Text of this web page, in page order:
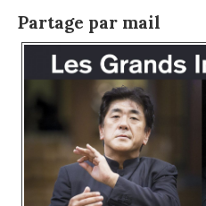
Partage par mail